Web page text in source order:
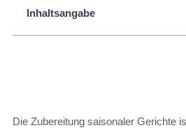
Inhaltsangabe
Die Zubereitung saisonaler Gerichte